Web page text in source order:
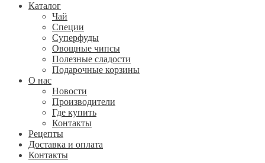
Каталог
Чай
Специи
Cуперфуды
Овощные чипсы
Полезные сладости
Подарочные корзины
О нас
Новости
Производители
Где купить
Контакты
Рецепты
Доставка и оплата
Контакты